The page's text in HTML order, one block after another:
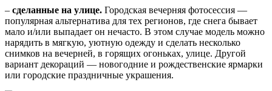
– сделанные на улице. Городская вечерняя фотосессия —
популярная альтернатива для тех регионов, где снега бывает
мало и/или выпадает он нечасто. В этом случае модель можно
нарядить в мягкую, уютную одежду и сделать несколько
снимков на вечерней, в горящих огоньках, улице. Другой
вариант декораций — новогодние и рождественские ярмарки
или городские праздничные украшения.